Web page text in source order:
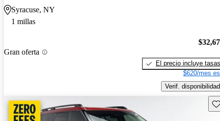
Syracuse, NY
1 millas
Gran oferta
El precio incluye tasas
$620/mes
Verif. disponibilidad